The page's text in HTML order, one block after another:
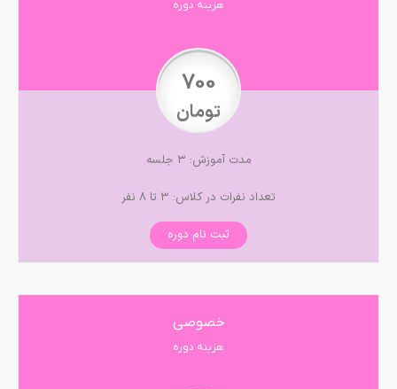
هزینه دوره
700
تومان
مدت آموزش: ۳ جلسه
تعداد نفرات در کلاس: ۳ تا ۸ نفر
ثبت نام دوره
خصوصی
هزینه دوره